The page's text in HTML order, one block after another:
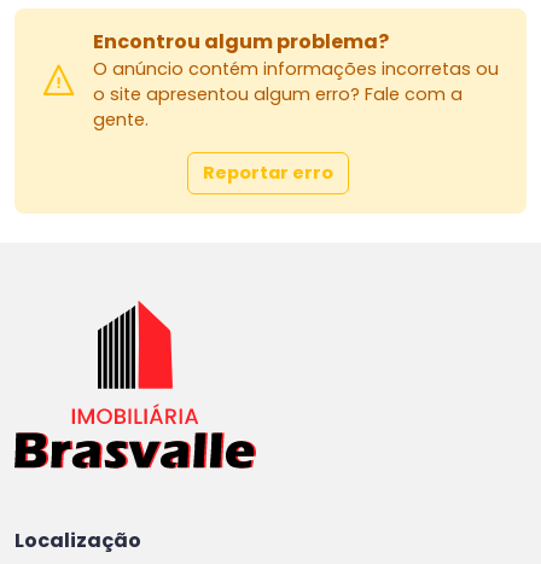
Encontrou algum problema?
O anúncio contém informações incorretas ou
o site apresentou algum erro? Fale com a
gente.
Reportar erro
Localização